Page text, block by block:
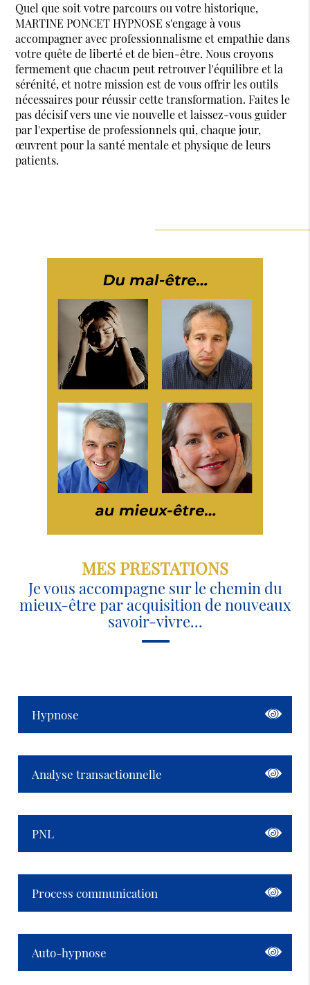
Quel que soit votre parcours ou votre historique,
MARTINE PONCET HYPNOSE s'engage à vous
accompagner avec professionnalisme et empathie dans
votre quête de liberté et de bien-être. Nous croyons
fermement que chacun peut retrouver l'équilibre et la
sérénité, et notre mission est de vous offrir les outils
nécessaires pour réussir cette transformation. Faites le
pas décisif vers une vie nouvelle et laissez-vous guider
par l'expertise de professionnels qui, chaque jour,
œuvrent pour la santé mentale et physique de leurs
patients.
MES PRESTATIONS
Je vous accompagne sur le chemin du
mieux-être par acquisition de nouveaux
savoir-vivre...
Hypnose
Analyse transactionnelle
PNL
Process communication
Auto-hypnose